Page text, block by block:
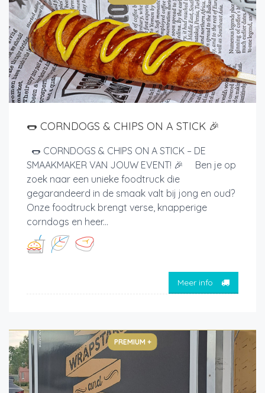
🌭 CORNDOGS & CHIPS ON A STICK 🎉
🌭 CORNDOGS & CHIPS ON A STICK – DE
SMAAKMAKER VAN JOUW EVENT! 🎉 Ben je op
zoek naar een unieke foodtruck die
gegarandeerd in de smaak valt bij jong en oud?
Onze foodtruck brengt verse, knapperige
corndogs en heer...
Meer info
PREMIUM +